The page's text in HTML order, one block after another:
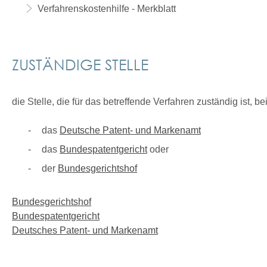
Verfahrenskostenhilfe - Merkblatt
ZUSTÄNDIGE STELLE
die Stelle, die für das betreffende Verfahren zuständig ist,
das Deutsche Patent- und Markenamt
das Bundespatentgerichtoder
der Bundesgerichtshof
Bundesgerichtshof
Bundespatentgericht
Deutsches Patent- und Markenamt